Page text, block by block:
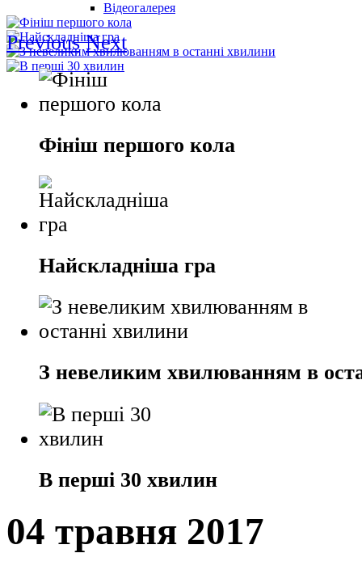
Відеогалерея
Previous Next
Фініш першого кола
Найскладніша гра
З невеликим хвилюванням в
В перші 30 хвилин
04 травня 2017